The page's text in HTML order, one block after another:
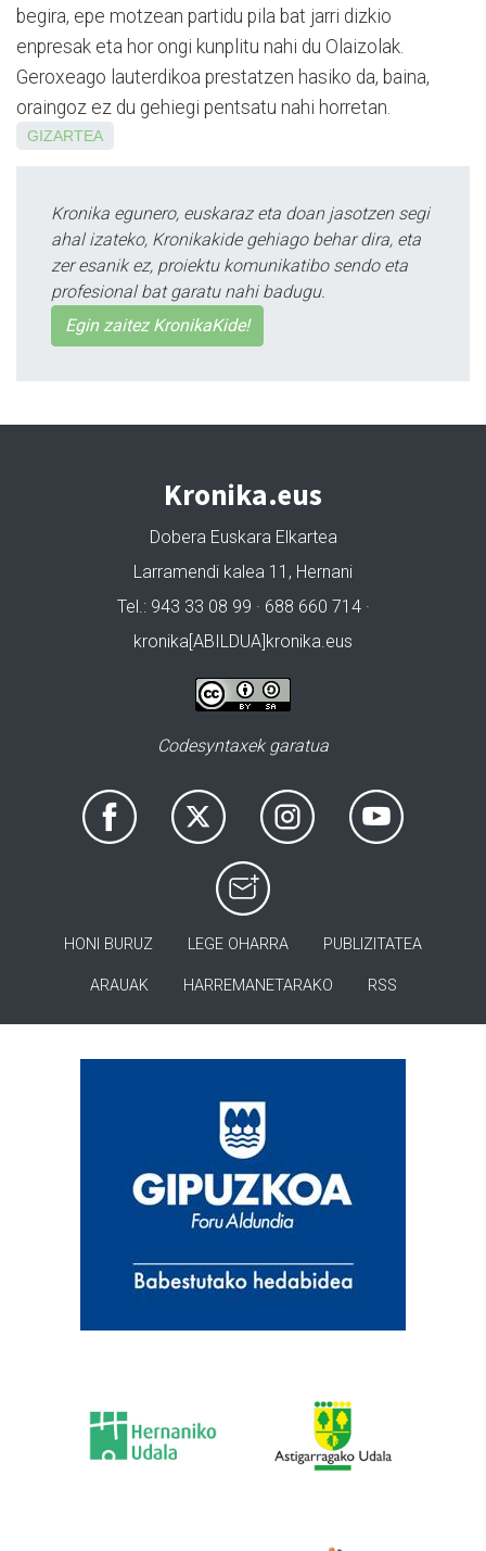
begira, epe motzean partidu pila bat jarri dizkio
enpresak eta hor ongi kunplitu nahi du Olaizolak.
Geroxeago lauterdikoa prestatzen hasiko da, baina,
oraingoz ez du gehiegi pentsatu nahi horretan.
GIZARTEA
Kronika egunero, euskaraz eta doan jasotzen segi
ahal izateko, Kronikakide gehiago behar dira, eta
zer esanik ez, proiektu komunikatibo sendo eta
profesional bat garatu nahi badugu.
Egin zaitez KronikaKide!
Kronika.eus
Dobera Euskara Elkartea
Larramendi kalea 11, Hernani
Tel.: 943 33 08 99 · 688 660 714 ·
kronika[ABILDUA]kronika.eus
Codesyntaxek garatua
HONI BURUZ LEGE OHARRA PUBLIZITATEA
ARAUAK HARREMANETARAKO RSS